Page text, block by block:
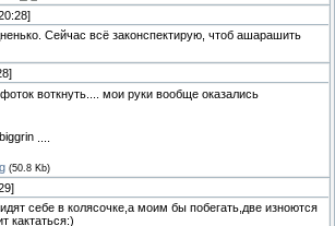
Сейчас всё законспектирую, чтоб ашарашить
воткнуть.... мои руки вообще оказались
(50.8 Kb)
себе в колясочке,а моим бы побегать,две изноются
кактаться:)